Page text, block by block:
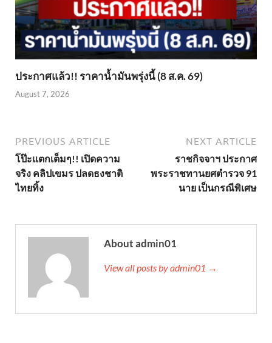
ประกาศแล้ว!! ราคาน้ำมันพรุ่งนี้ (8 ส.ค. 69)
August 7, 2026
PREVIOUS ARTICLE
โป๊ะแตกเต็มๆ!! เปิดความ
จริง คลิปเขมร ปลดธงชาติ
ไทยทิ้ง
NEXT ARTICLE
ราชกิจจาฯ ประกาศ
พระราชทานยศตำรวจ 91
นาย เป็นกรณีพิเศษ
About admin01
View all posts by admin01 →